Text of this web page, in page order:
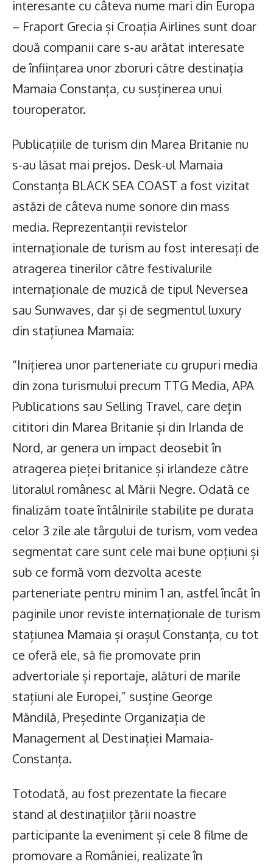
interesante cu câteva nume mari din Europa
– Fraport Grecia și Croația Airlines sunt doar
două companii care s-au arătat interesate
de înființarea unor zboruri către destinația
Mamaia Constanța, cu susținerea unui
touroperator.
Publicațiile de turism din Marea Britanie nu
s-au lăsat mai prejos. Desk-ul Mamaia
Constanța BLACK SEA COAST a fost vizitat
astăzi de câteva nume sonore din mass
media. Reprezentanții revistelor
internaţionale de turism au fost interesați de
atragerea tinerilor către festivalurile
internaționale de muzică de tipul Neversea
sau Sunwaves, dar și de segmentul luxury
din stațiunea Mamaia:
“Inițierea unor parteneriate cu grupuri media
din zona turismului precum TTG Media, APA
Publications sau Selling Travel, care dețin
cititori din Marea Britanie și din Irlanda de
Nord, ar genera un impact deosebit în
atragerea pieței britanice și irlandeze către
litoralul românesc al Mării Negre. Odată ce
finalizăm toate întâlnirile stabilite pe durata
celor 3 zile ale târgului de turism, vom vedea
segmentat care sunt cele mai bune opțiuni și
sub ce formă vom dezvolta aceste
parteneriate pentru minim 1 an, astfel încât în
paginile unor reviste internaționale de turism
stațiunea Mamaia și orașul Constanța, cu tot
ce oferă ele, să fie promovate prin
advertoriale și reportaje, alături de marile
stațiuni ale Europei,” susține George
Măndilă, Președinte Organizația de
Management al Destinației Mamaia-
Constanța.
Totodată, au fost prezentate la fiecare
stand al destinațiilor țării noastre
participante la eveniment și cele 8 filme de
promovare a României, realizate în